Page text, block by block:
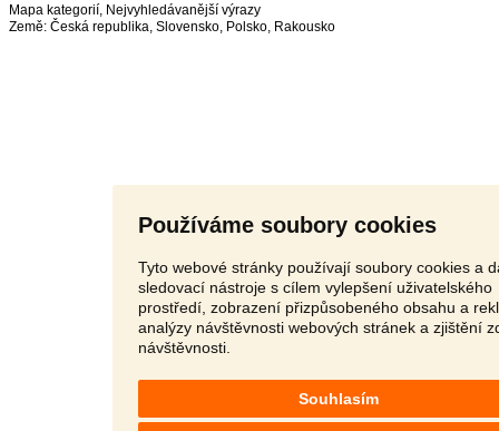
Používáme soubory cookies
Tyto webové stránky používají soubory cookies a
sledovací nástroje s cílem vylepšení uživatelského
prostředí, zobrazení přizpůsobeného obsahu a
analýzy návštěvnosti webových stránek a zjištění
návštěvnosti.
Souhlasím
Mapa kategorií, Nejvyhledávanější výrazy
Země: Česká republika, Slovensko, Polsko, Rakousko